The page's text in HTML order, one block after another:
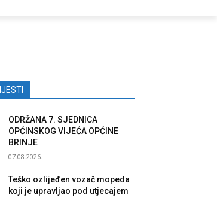
ODRŽANA 7. SJEDNICA
OPĆINSKOG VIJEĆA OPĆINE
BRINJE
07.08.2026.
Teško ozlijeđen vozač mopeda
koji je upravljao pod utjecajem